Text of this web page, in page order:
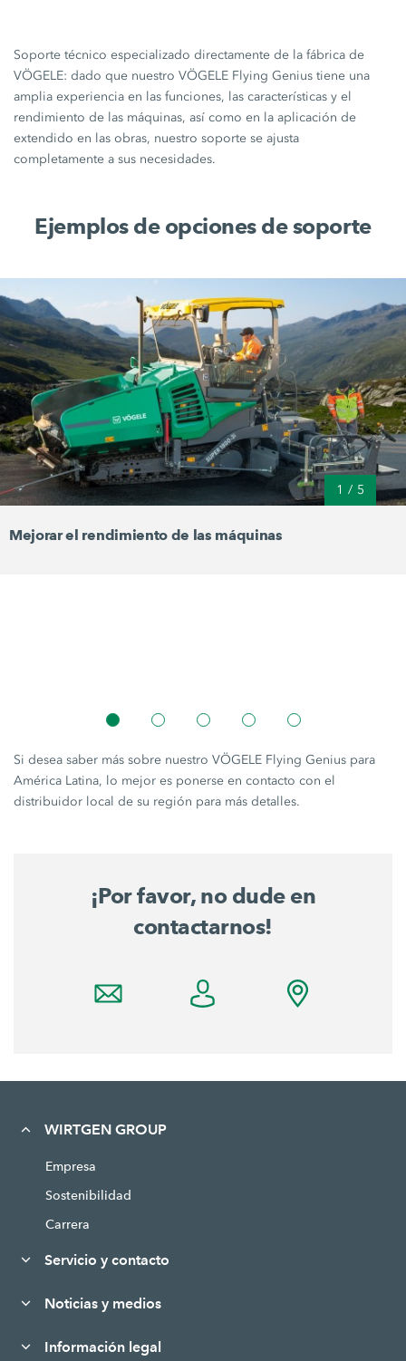
Soporte técnico especializado directamente de la fábrica de
VÖGELE: dado que nuestro VÖGELE Flying Genius tiene una
amplia experiencia en las funciones, las características y el
rendimiento de las máquinas, así como en la aplicación de
extendido en las obras, nuestro soporte se ajusta
completamente a sus necesidades.
Ejemplos de opciones de soporte
1 / 5
Mejorar el rendimiento de las máquinas
Si desea saber más sobre nuestro VÖGELE Flying Genius para
América Latina, lo mejor es ponerse en contacto con el
distribuidor local de su región para más detalles.
¡Por favor, no dude en
contactarnos!
WIRTGEN GROUP
Empresa
Sostenibilidad
Carrera
Servicio y contacto
Noticias y medios
Información legal